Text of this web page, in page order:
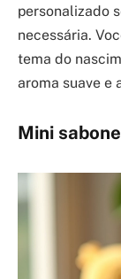
personalizado
necessária.
tema do
aroma suave e
Mini